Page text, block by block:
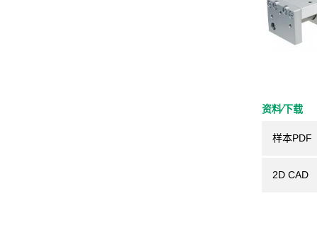
资料⁄下载
样本PDF
2D CAD